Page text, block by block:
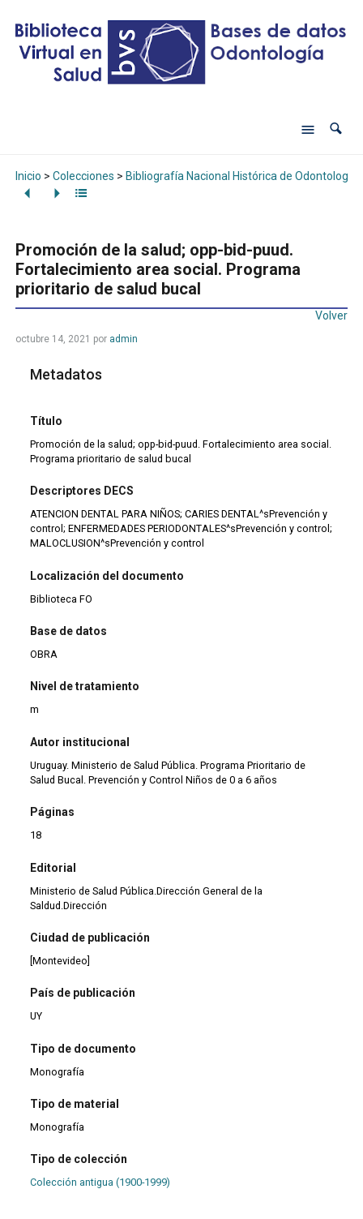
Inicio > Colecciones > Bibliografía Nacional Histórica de Odontología
Promoción de la salud; opp-bid-puud.
Fortalecimiento area social. Programa
prioritario de salud bucal
Volver
octubre 14, 2021 por admin
Metadatos
Título
Promoción de la salud; opp-bid-puud. Fortalecimiento area social.
Programa prioritario de salud bucal
Descriptores DECS
ATENCION DENTAL PARA NIÑOS; CARIES DENTAL^sPrevención y
control; ENFERMEDADES PERIODONTALES^sPrevención y control;
MALOCLUSION^sPrevención y control
Localización del documento
Biblioteca FO
Base de datos
OBRA
Nivel de tratamiento
m
Autor institucional
Uruguay. Ministerio de Salud Pública. Programa Prioritario de
Salud Bucal. Prevención y Control Niños de 0 a 6 años
Páginas
18
Editorial
Ministerio de Salud Pública.Dirección General de la
Saldud.Dirección
Ciudad de publicación
[Montevideo]
País de publicación
UY
Tipo de documento
Monografía
Tipo de material
Monografía
Tipo de colección
Colección antigua (1900-1999)